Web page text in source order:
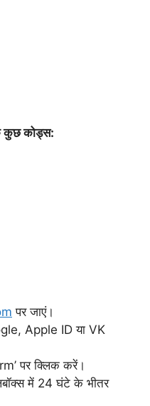
कुछ कोड्स:
पर जाएं।
Apple ID या VK
पर क्लिक करें।
में 24 घंटे के भीतर